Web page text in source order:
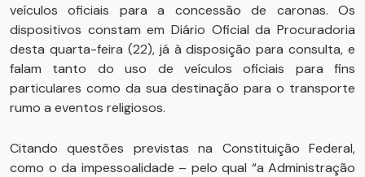
veículos oficiais para a concessão de caronas. Os
dispositivos constam em Diário Oficial da Procuradoria
desta quarta-feira (22), já à disposição para consulta, e
falam tanto do uso de veículos oficiais para fins
particulares como da sua destinação para o transporte
rumo a eventos religiosos.
Citando questões previstas na Constituição Federal,
como o da impessoalidade – pelo qual “a Administração